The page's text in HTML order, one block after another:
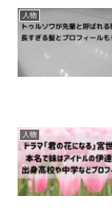
人物
人物